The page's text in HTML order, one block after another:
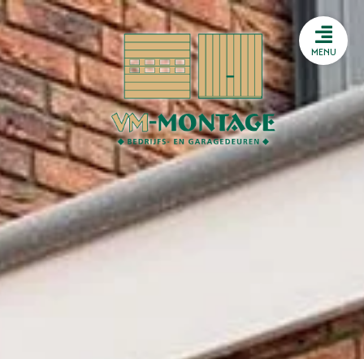
MENU
Storing melden
HTML
Storing melden
HTML
Heeft u een storing aan uw
sectionaaldeur? Heeft u
problemen met uw
snelroldeur? Of sluit uw